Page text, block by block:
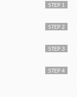
STEP 1
STEP 2
STEP 3
STEP 4